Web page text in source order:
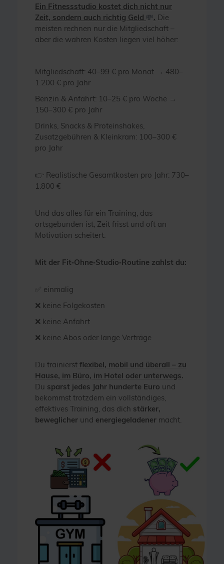
Ein Fitnessstudio kostet dich nicht nur
Zeit, sondern auch richtig Geld 💸. Die
meisten rechnen nur die Mitgliedschaft –
aber die wahren Kosten liegen viel höher:
Mitgliedschaft: 40–99 € pro Monat → 480–
1.200 € pro Jahr
Benzin & Anfahrt: 10–25 € pro Woche →
150–300 € pro Jahr
Drinks, Snacks & Proteinshakes,
Zusatzgebühren & Kleinkram: 100–300 €
pro Jahr
👉 Realistische Gesamtkosten pro Jahr: 730–
1.800 €
Und das alles für ein Training, das
ortsgebunden ist, Zeit frisst und oft an
Motivation scheitert.
Mit der Fit‑Ohne‑Studio‑Routine zahlst du:
✅ einmalig
❌ keine Folgekosten
❌ keine Anfahrt
❌ keine Abos oder lange Verträge
Du trainierst flexibel, mobil und überall – zu
Hause, im Büro, im Hotel oder unterwegs.
Du sparst jedes Jahr hunderte Euro und
bekommst trotzdem ein vollständiges,
effektives Training, das dich stärker,
beweglicher und energiegeladener macht.